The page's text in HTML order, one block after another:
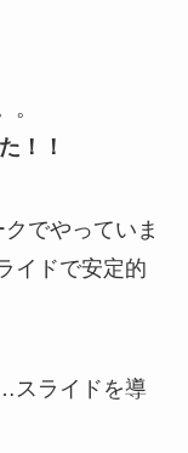
。
！！
でやっていま
イドで安定的
スライドを導